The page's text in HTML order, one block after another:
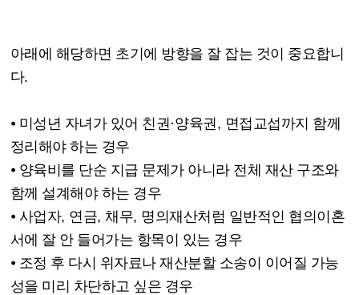
아래에 해당하면 초기에 방향을 잘 잡는 것이 중요합니
다.
⦁ 미성년 자녀가 있어 친권 ·양육권 , 면접교섭까지 함께
정리해야 하는 경우
⦁ 양육비를 단순 지급 문제가 아니라 전체 재산 구조와
함께 설계해야 하는 경우
⦁ 사업자, 연금,채무, 명의재산처럼 일반적인 협의이혼
서에 잘 안 들어가는 항목이 있는 경우
⦁ 조정 후 다시 위자료나 재산분할 소송이 이어질 가능
성을 미리 차단하고 싶은 경우